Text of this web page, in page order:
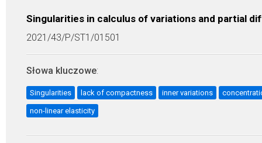
Singularities in calculus of variations and partial
2021/43/P/ST1/01501
Słowa kluczowe:
Singularities lack of compactness inner variations
non-linear elasticity